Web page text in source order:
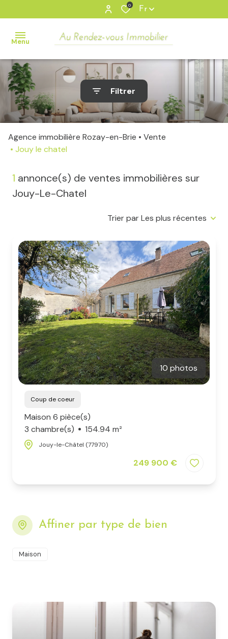
0
Fr
Menu
accueil
ventes
Tous
Nos
Appartements
Parking/Box
gestion
estimation
notre
équipe
Filtrer
Agence immobilière Rozay-en-Brie
Vente
Jouy le chatel
1 annonce(s) de ventes immobilières sur
Jouy-Le-Chatel
Trier par Les plus récentes
10 photos
Coup de coeur
Maison 6 pièce(s)
3 chambre(s)
154.94 m²
Jouy-le-Châtel (77970)
249 900 €
Affiner par type de bien
Maison